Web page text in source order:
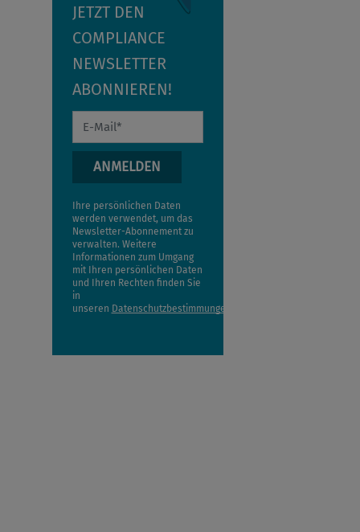
JETZT DEN
COMPLIANCE
NEWSLETTER
ABONNIEREN!
E-Mail
Ihre persönlichen Daten
werden verwendet, um das
Newsletter-Abonnement zu
verwalten. Weitere
Informationen zum Umgang
mit Ihren persönlichen Daten
und Ihren Rechten finden Sie
in
unseren Datenschutzbestimmungen